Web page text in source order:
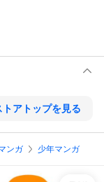
トアトップを見る
ンガ 少年マンガ